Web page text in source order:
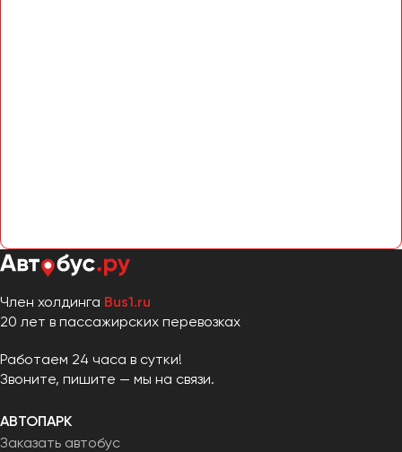
Член холдинга Bus1.ru
20 лет в пассажирских перевозках
Работаем 24 часа в сутки!
Звоните, пишите — мы на связи.
АВТОПАРК
Заказать автобус